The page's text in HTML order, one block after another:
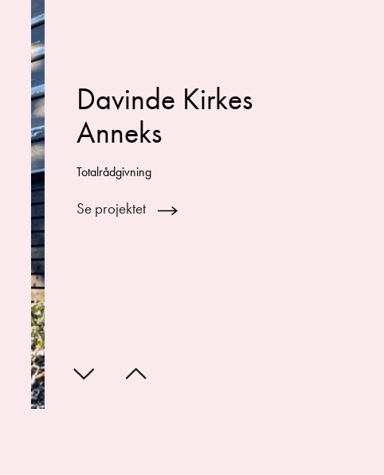
Davinde Kirkes
Anneks
Totalrådgivning
Se projektet